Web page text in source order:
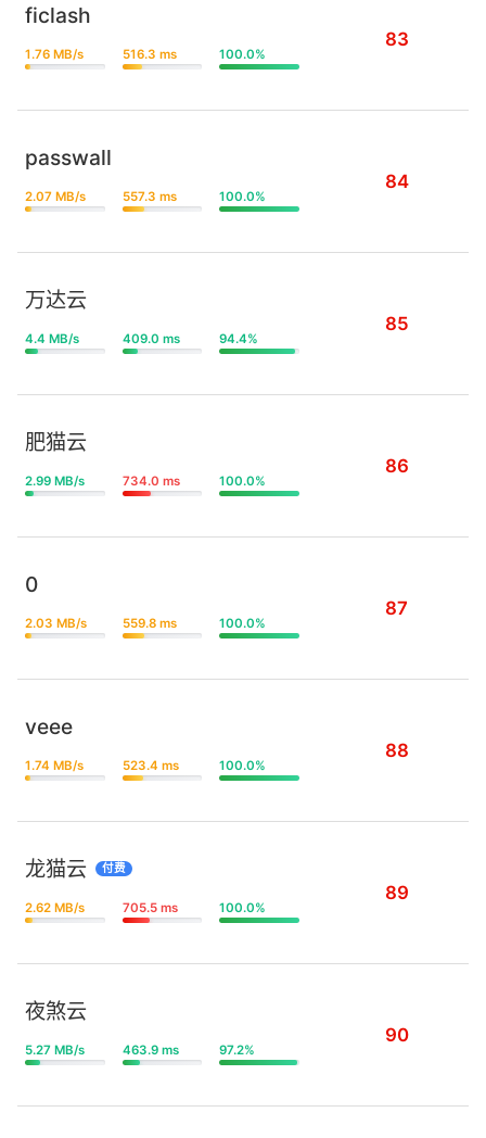
ficlash
1.76 MB/s 516.3 ms 100.0%
83
passwall
2.07 MB/s 557.3 ms 100.0%
84
万达云
4.4 MB/s 409.0 ms 94.4%
85
肥猫云
2.99 MB/s 734.0 ms 100.0%
86
0
2.03 MB/s 559.8 ms 100.0%
87
veee
1.74 MB/s 523.4 ms 100.0%
88
龙猫云 付费
2.62 MB/s 705.5 ms 100.0%
89
夜煞云
5.27 MB/s 463.9 ms 97.2%
90